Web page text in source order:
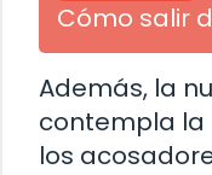
Cómo salir
Además, la
contempla la
los